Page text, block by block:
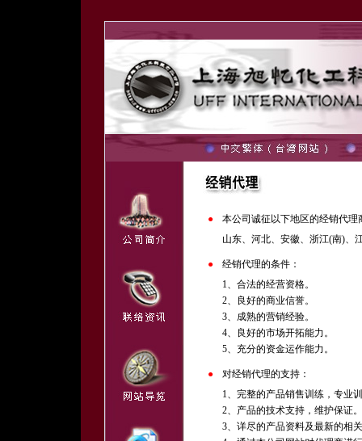
●
本公司诚征以下地区的经销代理
山东、河北、安徽、浙江(南)、
●
经销代理的条件：
1、合法的经营资格。
2、良好的商业信誉。
3、成熟的营销经验。
4、良好的市场开拓能力。
5、充分的资金运作能力。
●
对经销代理的支持：
1、完整的产品销售训练，专业
2、产品的技术支持，维护保证。
3、详尽的产品资料及最新的相